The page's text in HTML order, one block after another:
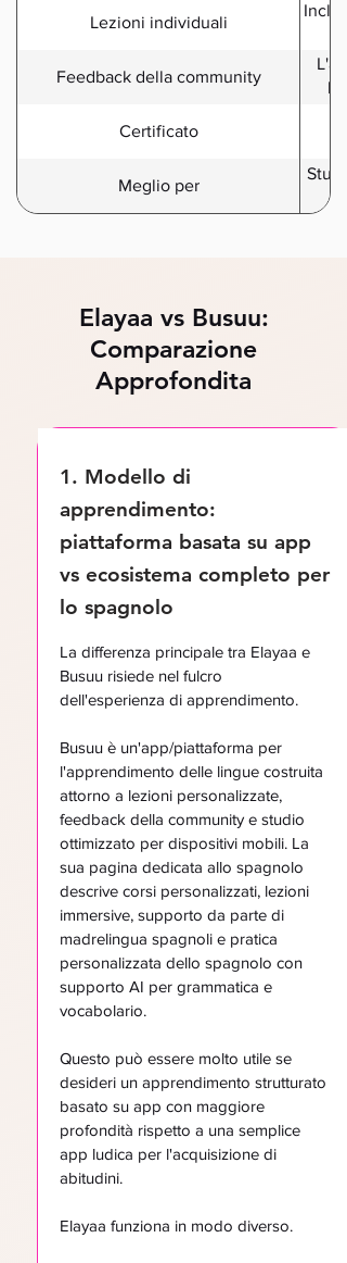
Lezioni individuali
Feedback della community
Certificato
Meglio per
Elayaa vs Busuu:
Comparazione
Approfondita
1. Modello di
apprendimento:
piattaforma basata su app
vs ecosistema completo per
lo spagnolo
La differenza principale tra Elayaa e
Busuu risiede nel fulcro
dell'esperienza di apprendimento.
Busuu è un'app/piattaforma per
l'apprendimento delle lingue costruita
attorno a lezioni personalizzate,
feedback della community e studio
ottimizzato per dispositivi mobili. La
sua pagina dedicata allo spagnolo
descrive corsi personalizzati, lezioni
immersive, supporto da parte di
madrelingua spagnoli e pratica
personalizzata dello spagnolo con
supporto AI per grammatica e
vocabolario.
Questo può essere molto utile se
desideri un apprendimento strutturato
basato su app con maggiore
profondità rispetto a una semplice
app ludica per l'acquisizione di
abitudini.
Elayaa funziona in modo diverso.